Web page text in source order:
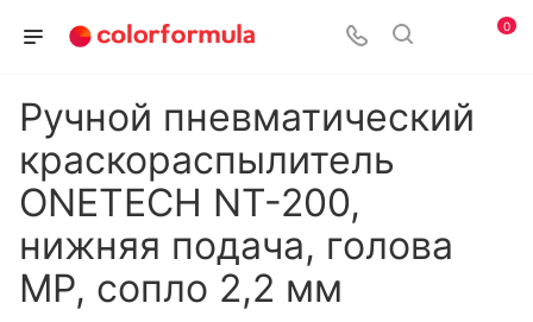
0
Ручной пневматический
краскораспылитель
ONETECH NT-200,
нижняя подача, голова
MP, сопло 2,2 мм